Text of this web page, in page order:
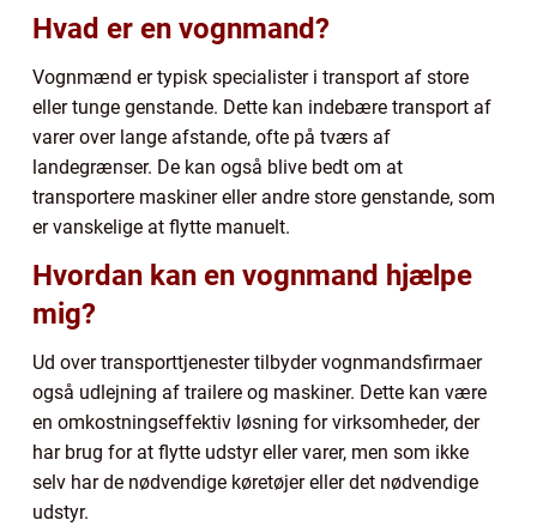
Hvad er en vognmand?
Vognmænd er typisk specialister i transport af store
eller tunge genstande. Dette kan indebære transport af
varer over lange afstande, ofte på tværs af
landegrænser. De kan også blive bedt om at
transportere maskiner eller andre store genstande, som
er vanskelige at flytte manuelt.
Hvordan kan en vognmand hjælpe
mig?
Ud over transporttjenester tilbyder vognmandsfirmaer
også udlejning af trailere og maskiner. Dette kan være
en omkostningseffektiv løsning for virksomheder, der
har brug for at flytte udstyr eller varer, men som ikke
selv har de nødvendige køretøjer eller det nødvendige
udstyr.